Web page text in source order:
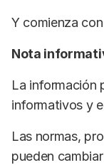
Y comienza
Nota
La información
informativos y
Las normas,
pueden